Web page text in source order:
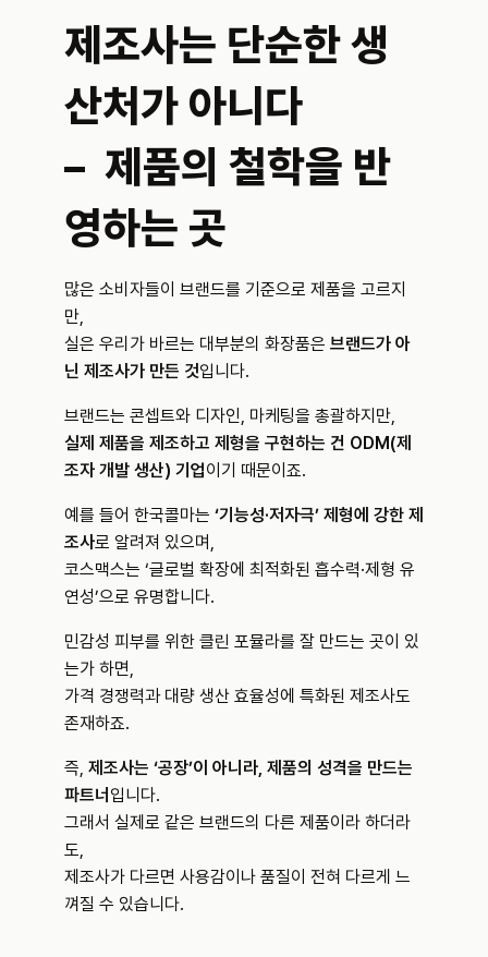
제조사는 단순한 생
산처가 아니다
–  제품의 철학을 반
영하는 곳
많은 소비자들이 브랜드를 기준으로 제품을 고르지
만,
실은 우리가 바르는 대부분의 화장품은 브랜드가 아
닌 제조사가 만든 것입니다.
브랜드는 콘셉트와 디자인, 마케팅을 총괄하지만,
실제 제품을 제조하고 제형을 구현하는 건 ODM(제
조자 개발 생산) 기업이기 때문이죠.
예를 들어 한국콜마는 ‘기능성·저자극’ 제형에 강한 제
조사로 알려져 있으며,
코스맥스는 ‘글로벌 확장에 최적화된 흡수력·제형 유
연성’으로 유명합니다.
민감성 피부를 위한 클린 포뮬라를 잘 만드는 곳이 있
는가 하면,
가격 경쟁력과 대량 생산 효율성에 특화된 제조사도
존재하죠.
즉, 제조사는 ‘공장’이 아니라, 제품의 성격을 만드는
파트너 입니다.
그래서 실제로 같은 브랜드의 다른 제품이라 하더라
도,
제조사가 다르면 사용감이나 품질이 전혀 다르게 느
껴질 수 있습니다.